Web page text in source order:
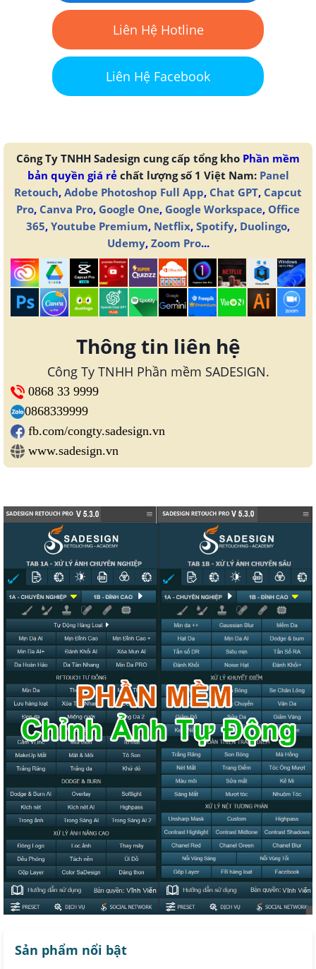
Liên Hệ Hotline
Liên Hệ Facebook
Công Ty TNHH Sadesign cung cấp tổng kho Phần mềm
bản quyền giá rẻchất lượng số 1 Việt Nam: Panel
Retouch, Adobe Photoshop Full App, Chat GPT, Capcut
Pro, Canva Pro, Google One, Google Workspace, Office
365, Youtube Premium, Netflix, Spotify, Duolingo,
Udemy, Zoom Pro...
Thông tin liên hệ
Công Ty TNHH Phần mềm SADESIGN.
0868 33 9999
0868339999
fb.com/congty.sadesign.vn
www.sadesign.vn
Sản phẩm nổi bật